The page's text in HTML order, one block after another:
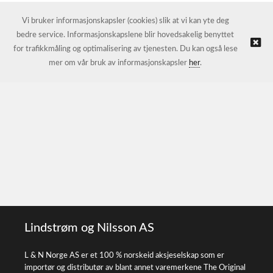
Lindstrøm og Nilsson AS
L & N Norge AS er et 100 % norskeid aksjeselskap som er
importør og distributør av blant annet varemerkene The Original
Vi bruker informasjonskapsler (cookies) slik at vi kan yte deg
bedre service. Informasjonskapslene blir hovedsakelig benyttet
for trafikkmåling og optimalisering av tjenesten. Du kan også lese
mer om vår bruk av informasjonskapsler her.